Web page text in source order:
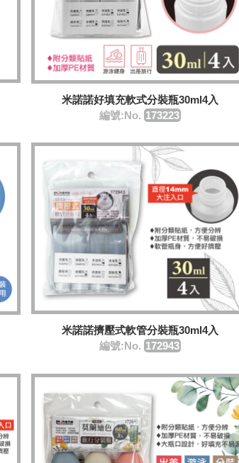
米諾諾好填充軟式分裝瓶30ml4入
編號:No. 173223
米諾諾擠壓式軟管分裝瓶30ml4入
編號:No. 172943